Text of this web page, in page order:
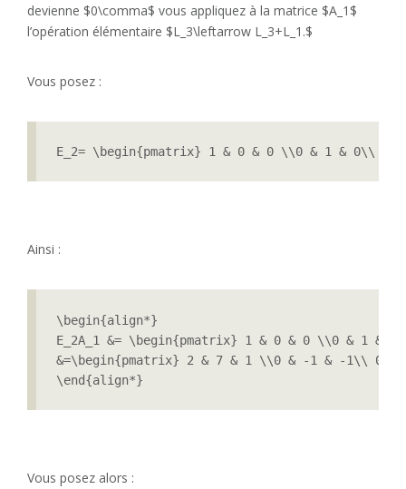
devienne $0\comma$ vous appliquez à la matrice $A_1$
l’opération élémentaire $L_3\leftarrow L_3+L_1.$
Vous posez :
E_2= \begin{pmatrix} 1 & 0 & 0 \\0 & 1 & 0\\ 1
Ainsi :
\begin{align*}
E_2A_1 &= \begin{pmatrix} 1 & 0 & 0 \\0 & 1
&=\begin{pmatrix} 2 & 7 & 1 \\0 & -1 & -1\\ 0 &
\end{align*}
Vous posez alors :